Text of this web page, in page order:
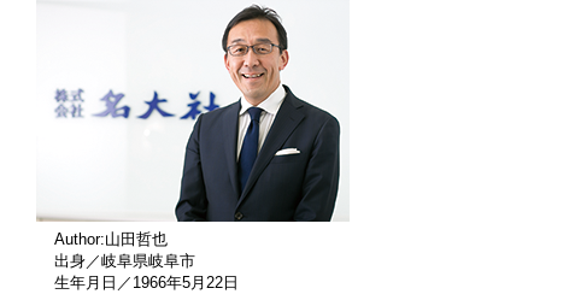
Author:山田哲也
出身／岐阜県岐阜市
生年月日／1966年5月22日